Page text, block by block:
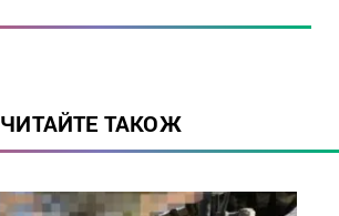
ЧИТАЙТЕ ТАКОЖ